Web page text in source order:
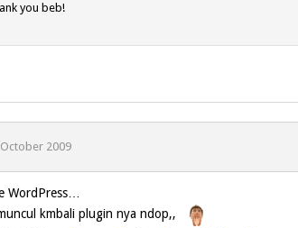
you beb!
2009
WordPress…
kmbali plugin nya ndop,,